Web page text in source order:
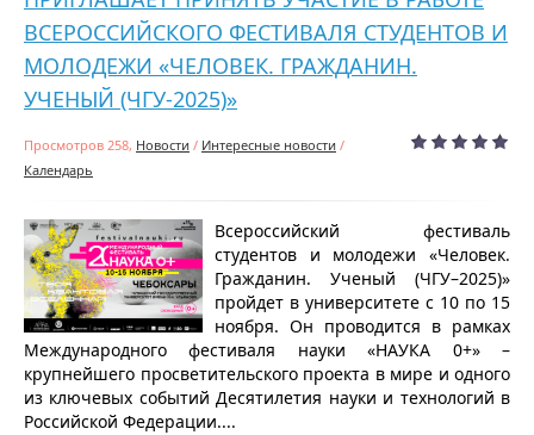
ВСЕРОССИЙСКОГО ФЕСТИВАЛЯ СТУДЕНТОВ И
МОЛОДЕЖИ «ЧЕЛОВЕК. ГРАЖДАНИН.
УЧЕНЫЙ (ЧГУ-2025)»
Просмотров 258, Новости / Интересные новости /
Календарь
Всероссийский фестиваль
студентов и молодежи «Человек.
Гражданин. Ученый (ЧГУ–2025)»
пройдет в университете с 10 по 15
ноября. Он проводится в рамках
Международного фестиваля науки «НАУКА 0+» –
крупнейшего просветительского проекта в мире и одного
из ключевых событий Десятилетия науки и технологий в
Российской Федерации....